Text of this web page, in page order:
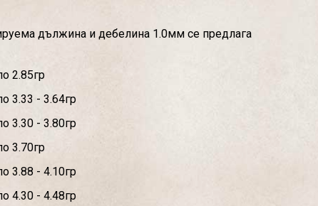
дължина и дебелина 1.0мм се предлага
2.85гр
3.33 - 3.64гр
3.30 - 3.80гр
3.70гр
3.88 - 4.10гр
4.30 - 4.48гр